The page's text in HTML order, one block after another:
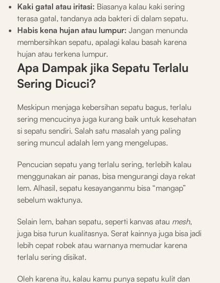
Kaki gatal atau iritasi: Biasanya kalau kaki sering
terasa gatal, tandanya ada bakteri di dalam sepatu.
Habis kena hujan atau lumpur: Jangan menunda
membersihkan sepatu, apalagi kalau basah karena
hujan atau terkena lumpur.
Apa Dampak jika Sepatu Terlalu
Sering Dicuci?
Meskipun menjaga kebersihan sepatu bagus, terlalu
sering mencucinya juga kurang baik untuk kesehatan
si sepatu sendiri. Salah satu masalah yang paling
sering muncul adalah lem yang mengelupas.
Pencucian sepatu yang terlalu sering, terlebih kalau
menggunakan air panas, bisa mengurangi daya rekat
lem. Alhasil, sepatu kesayanganmu bisa “mangap”
sebelum waktunya.
Selain lem, bahan sepatu, seperti kanvas atau mesh,
juga bisa turun kualitasnya. Serat kainnya juga bisa jadi
lebih cepat robek atau warnanya memudar karena
terlalu sering disikat.
Oleh karena itu, kalau kamu punya sepatu kulit dan